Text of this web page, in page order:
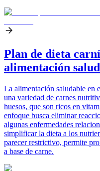
Plan de dieta
alimentación
La alimentación saludable en
una variedad de carnes
huesos, que son ricos en
enfoque busca eliminar
algunas enfermedades
simplificar la dieta a los
parecer restrictivo, permite
a base de carne.